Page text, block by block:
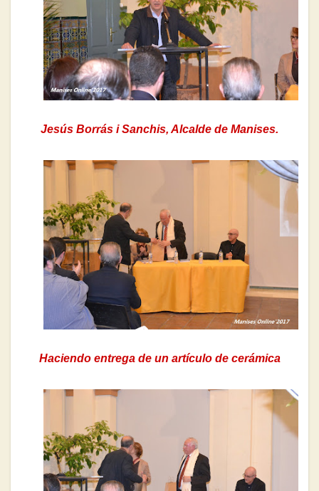
Jesús Borrás i Sanchis, Alcalde de Manises.
Haciendo entrega de un artículo de cerámica